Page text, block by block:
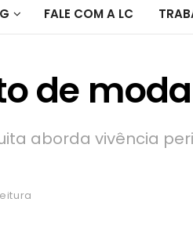
FALE COM A LC
de
aborda vivência